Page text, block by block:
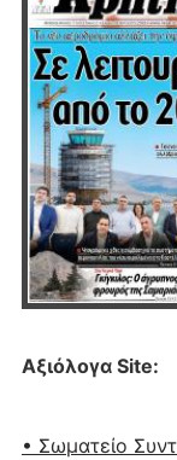
Αξιόλογα Site:
• Σωματείο